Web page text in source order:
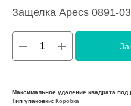
Защелка Apecs 0891-
Максимальное удаление квадрата под
Тип упаковки: Коробка